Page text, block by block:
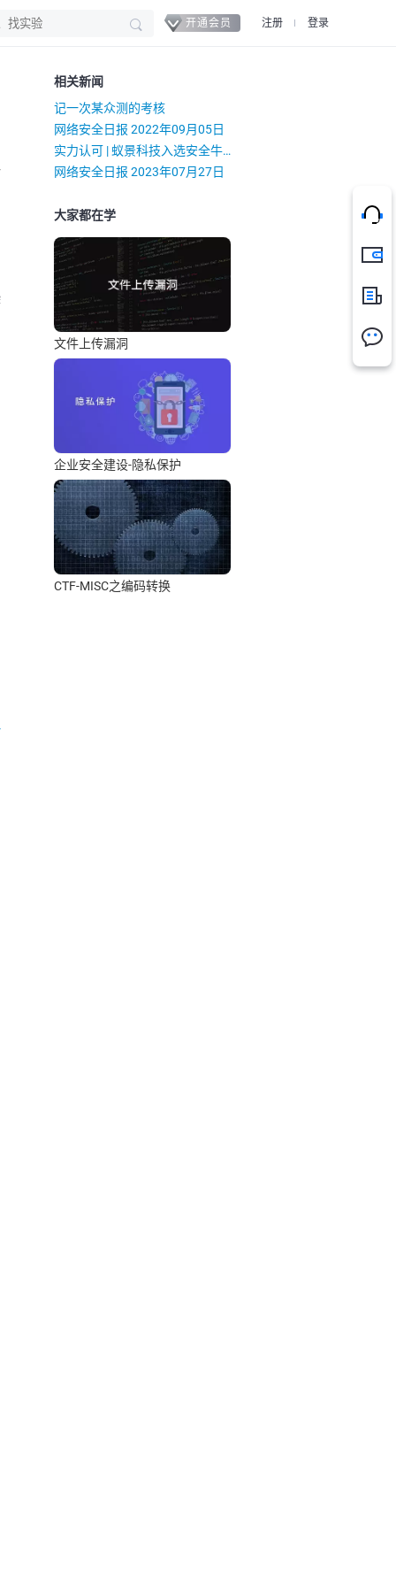
开通会员 注册 登录
相关新闻
记一次某众测的考核
网络安全日报 2022年09月05日
实力认可 | 蚁景科技入选安全牛《网络安全行业全景图》
网络安全日报 2023年07月27日
大家都在学
文件上传漏洞
企业安全建设-隐私保护
CTF-MISC之编码转换